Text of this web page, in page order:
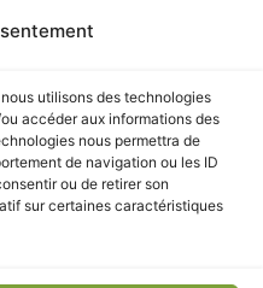
utilisons des technologies
accéder aux informations des
nous permettra de
de navigation ou les ID
ou de retirer son
sur certaines caractéristiques
.